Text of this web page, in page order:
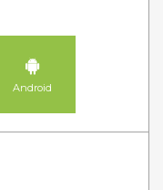
Android